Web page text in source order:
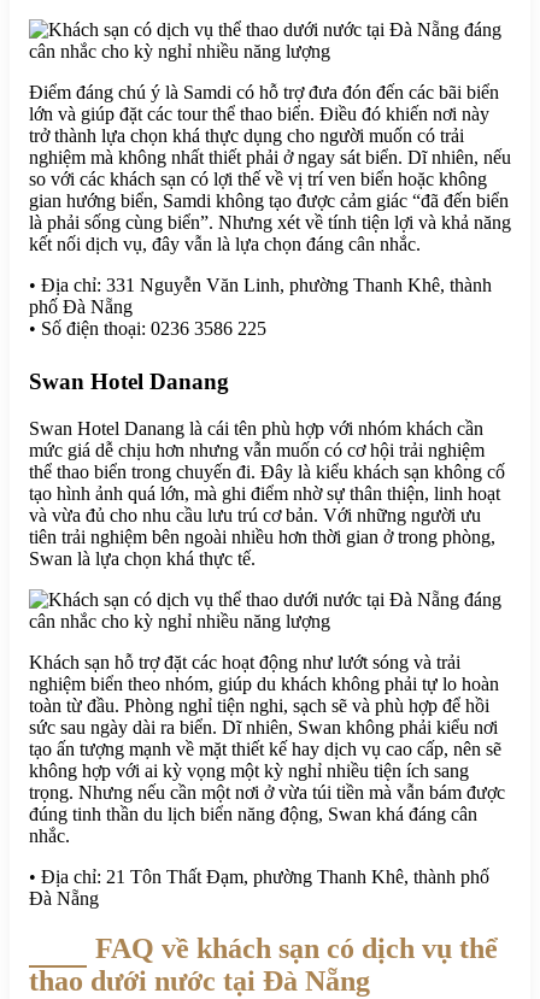
Điểm đáng chú ý là Samdi có hỗ trợ đưa đón đến các bãi biển
lớn và giúp đặt các tour thể thao biển. Điều đó khiến nơi này
trở thành lựa chọn khá thực dụng cho người muốn có trải
nghiệm mà không nhất thiết phải ở ngay sát biển. Dĩ nhiên, nếu
so với các khách sạn có lợi thế về vị trí ven biển hoặc không
gian hướng biển, Samdi không tạo được cảm giác “đã đến biển
là phải sống cùng biển”. Nhưng xét về tính tiện lợi và khả năng
kết nối dịch vụ, đây vẫn là lựa chọn đáng cân nhắc.
• Địa chỉ: 331 Nguyễn Văn Linh, phường Thanh Khê, thành
phố Đà Nẵng
• Số điện thoại: 0236 3586 225
Swan Hotel Danang
Swan Hotel Danang là cái tên phù hợp với nhóm khách cần
mức giá dễ chịu hơn nhưng vẫn muốn có cơ hội trải nghiệm
thể thao biển trong chuyến đi. Đây là kiểu khách sạn không cố
tạo hình ảnh quá lớn, mà ghi điểm nhờ sự thân thiện, linh hoạt
và vừa đủ cho nhu cầu lưu trú cơ bản. Với những người ưu
tiên trải nghiệm bên ngoài nhiều hơn thời gian ở trong phòng,
Swan là lựa chọn khá thực tế.
Khách sạn hỗ trợ đặt các hoạt động như lướt sóng và trải
nghiệm biển theo nhóm, giúp du khách không phải tự lo hoàn
toàn từ đầu. Phòng nghỉ tiện nghi, sạch sẽ và phù hợp để hồi
sức sau ngày dài ra biển. Dĩ nhiên, Swan không phải kiểu nơi
tạo ấn tượng mạnh về mặt thiết kế hay dịch vụ cao cấp, nên sẽ
không hợp với ai kỳ vọng một kỳ nghỉ nhiều tiện ích sang
trọng. Nhưng nếu cần một nơi ở vừa túi tiền mà vẫn bám được
đúng tinh thần du lịch biển năng động, Swan khá đáng cân
nhắc.
• Địa chỉ: 21 Tôn Thất Đạm, phường Thanh Khê, thành phố
Đà Nẵng
FAQ về khách sạn có dịch vụ thể
thao dưới nước tại Đà Nẵng